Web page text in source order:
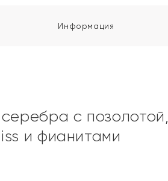
Информация
с позолотой,
и фианитами